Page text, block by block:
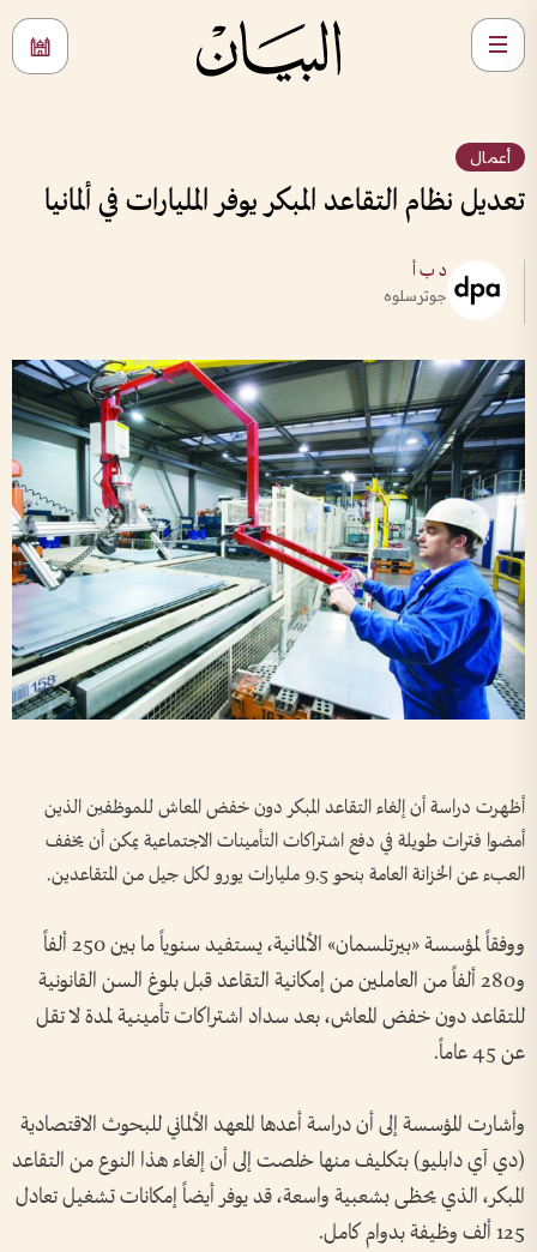
أعمال
تعديل نظام التقاعد المبكر يوفر المليارات في ألمانيا
د ب أ
جوترسلوه
أظهرت دراسة أن إلغاء التقاعد المبكر دون خفض المعاش للموظفين الذين
أمضوا فترات طويلة في دفع اشتراكات التأمينات الاجتماعية يمكن أن يخفف
العبء عن الخزانة العامة بنحو 9.5 مليارات يورو لكل جيل من المتقاعدين.
ووفقاً لمؤسسة «بيرتلسمان» الألمانية، يستفيد سنوياً ما بين 250 ألفاً
و280 ألفاً من العاملين من إمكانية التقاعد قبل بلوغ السن القانونية
للتقاعد دون خفض المعاش، بعد سداد اشتراكات تأمينية لمدة لا تقل
عن 45 عاماً.
وأشارت المؤسسة إلى أن دراسة أعدها المعهد الألماني للبحوث الاقتصادية
(دي آي دابليو) بتكليف منها خلصت إلى أن إلغاء هذا النوع من التقاعد
المبكر، الذي يحظى بشعبية واسعة، قد يوفر أيضاً إمكانات تشغيل تعادل
125 ألف وظيفة بدوام كامل.